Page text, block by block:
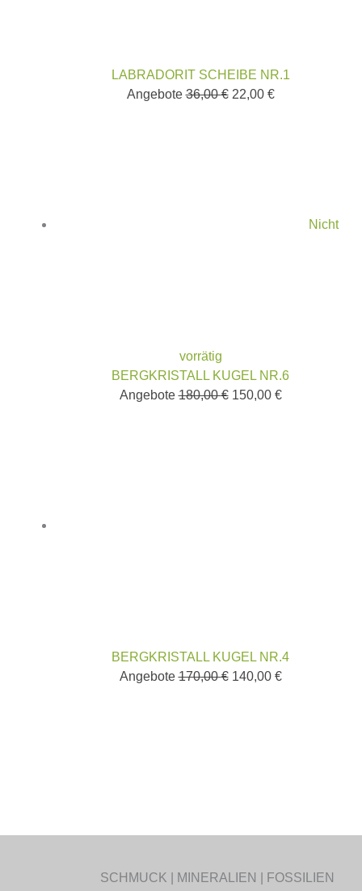
LABRADORIT SCHEIBE NR.1
Angebote36,00€ 22,00 €
Nicht
vorrätig
BERGKRISTALL KUGEL NR.6
Angebote180,00€ 150,00 €
BERGKRISTALL KUGEL NR.4
Angebote170,00€ 140,00 €
SCHMUCK | MINERALIEN | FOSSILIEN